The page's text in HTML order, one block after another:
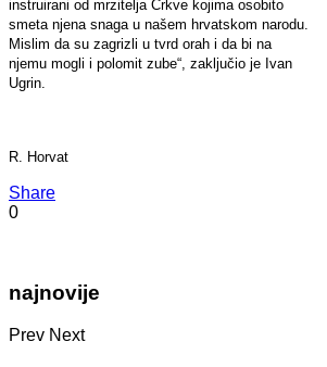
instruirani od mrzitelja Crkve kojima osobito
smeta njena snaga u našem hrvatskom narodu.
Mislim da su zagrizli u tvrd orah i da bi na
njemu mogli i polomit zube“, zaključio je Ivan
Ugrin.
R. Horvat
Share
0
najnovije
Prev Next